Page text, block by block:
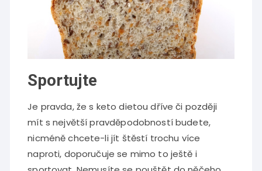
Sportujte
Je pravda, že s keto dietou dříve či později
mít s největší pravděpodobností budete,
nicméně chcete-li jít štěstí trochu více
naproti, doporučuje se mimo to ještě i